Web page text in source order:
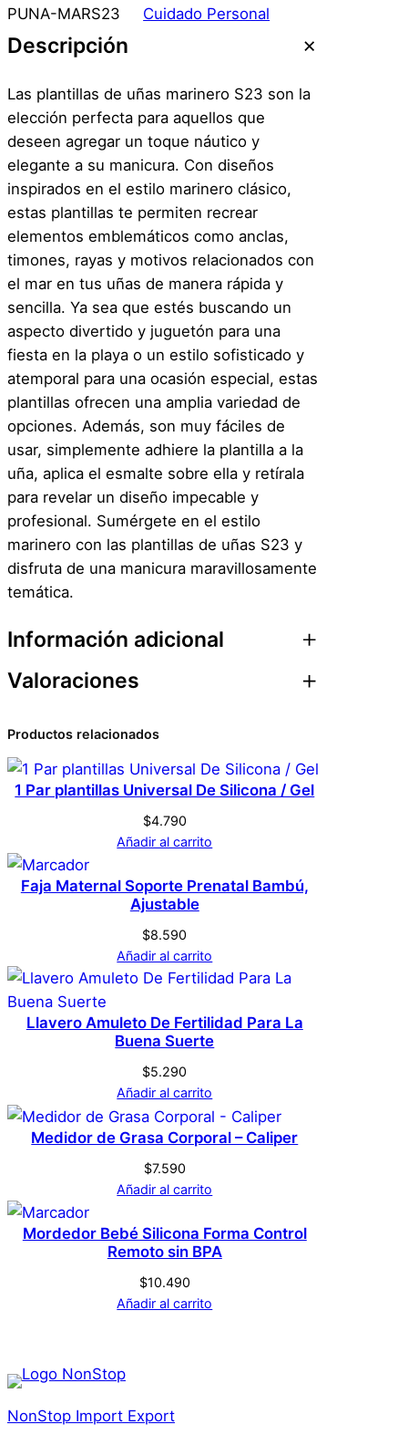
n
t
i
l
a
s
U
ñ
a
s
M
a
r
i
n
e
r
o
–
S
2
3
c
a
n
t
i
d
PUNA-MARS23
Cuidado Personal
Descripción
Las plantillas de uñas marinero S23 son la
elección perfecta para aquellos que
deseen agregar un toque náutico y
elegante a su manicura. Con diseños
inspirados en el estilo marinero clásico,
estas plantillas te permiten recrear
elementos emblemáticos como anclas,
timones, rayas y motivos relacionados con
el mar en tus uñas de manera rápida y
sencilla. Ya sea que estés buscando un
aspecto divertido y juguetón para una
fiesta en la playa o un estilo sofisticado y
atemporal para una ocasión especial, estas
plantillas ofrecen una amplia variedad de
opciones. Además, son muy fáciles de
usar, simplemente adhiere la plantilla a la
uña, aplica el esmalte sobre ella y retírala
para revelar un diseño impecable y
profesional. Sumérgete en el estilo
marinero con las plantillas de uñas S23 y
disfruta de una manicura maravillosamente
temática.
Información adicional
Dimensiones
Marca Genérica
Color
603047364748
Valoraciones
0 valoraciones en
Plantillas Uñas
Marinero – S23
No hay valoraciones aún. Solo los usuarios
registrados que hayan comprado este
producto pueden hacer una valoración.
Productos relacionados
1 Par plantillas Universal De Silicona / Gel
$4.790
Añadir al carrito
Faja Maternal Soporte Prenatal Bambú,
Ajustable
$8.590
Añadir al carrito
Llavero Amuleto De Fertilidad Para La
Buena Suerte
$5.290
Añadir al carrito
Medidor de Grasa Corporal – Caliper
$7.590
Añadir al carrito
Mordedor Bebé Silicona Forma Control
Remoto sin BPA
$10.490
Añadir al carrito
NonStop Import Export